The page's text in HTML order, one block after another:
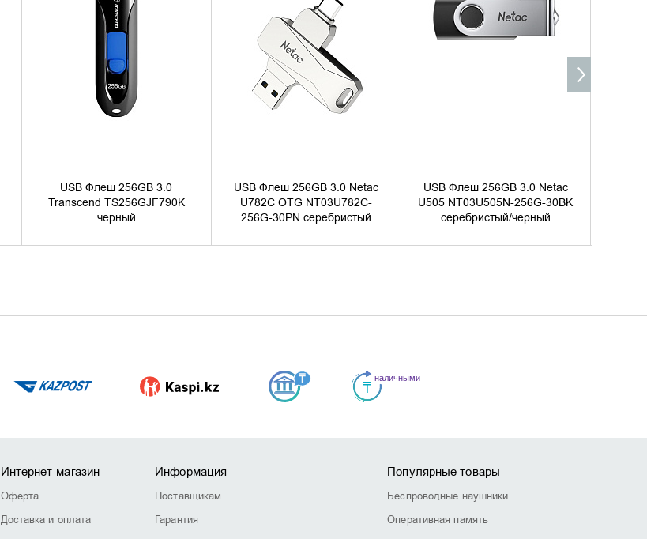
USB Флеш 256GB 3.0
Transcend TS256GJF790K
черный
УТОЧНИТЬ НАЛИЧИЕ
USB Флеш 256GB 3.0 Netac
U782C OTG NT03U782C-
256G-30PN серебристый
УТОЧНИТЬ НАЛИЧИЕ
USB Флеш 256GB 3.0 Netac
U505 NT03U505N-256G-30BK
серебристый/черный
УТОЧНИТЬ НАЛИЧИЕ
Интернет-магазин
Оферта
Доставка и оплата
Информация
Поставщикам
Гарантия
Популярные товары
Беспроводные наушники
Оперативная память